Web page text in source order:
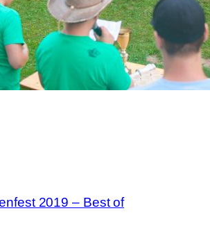
2019 – Best of